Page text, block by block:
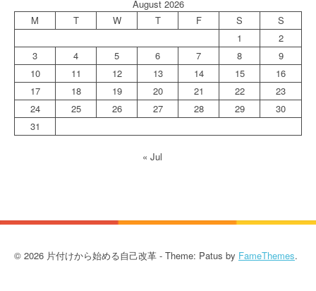
August 2026
M
T W T F S
S
1
2
3
4 5 6 7 8
9
10
11 12 13 14 15
16
17
18 19 20 21 22
23
24
25 26 27 28 29
30
31
« Jul
© 2026 片付けから始める自己改革 - Theme: Patus by FameThemes.